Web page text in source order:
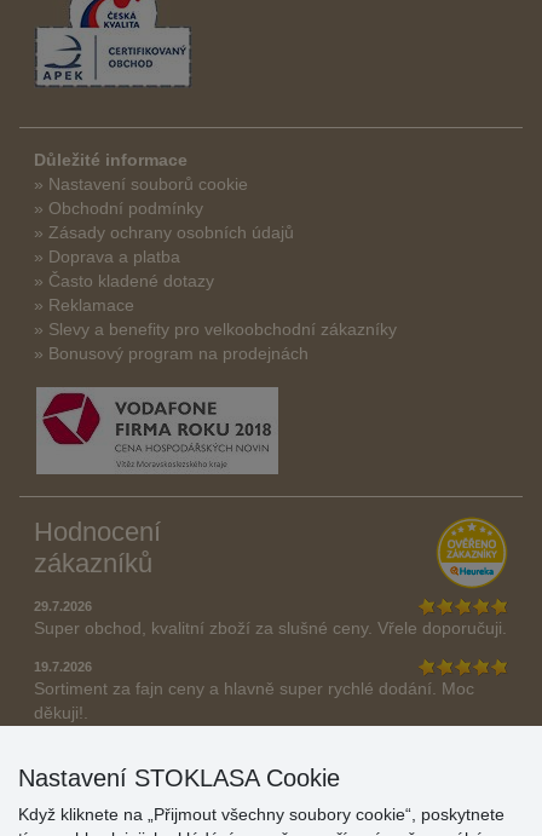
Důležité informace
» Nastavení souborů cookie
» Obchodní podmínky
» Zásady ochrany osobních údajů
» Doprava a platba
» Často kladené dotazy
» Reklamace
» Slevy a benefity pro velkoobchodní zákazníky
» Bonusový program na prodejnách
Hodnocení
zákazníků
29.7.2026
Super obchod, kvalitní zboží za slušné ceny. Vřele doporučuji.
19.7.2026
Sortiment za fajn ceny a hlavně super rychlé dodání. Moc
děkuji!.
» Aktuálně 19084 recenzí
* Recenze neověřujeme
Nastavení STOKLASA Cookie
Když kliknete na „Přijmout všechny soubory cookie“, poskytnete